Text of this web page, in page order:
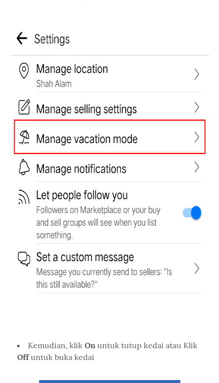
Kemudian, klik On untuk tutup kedai atau Klik
Offuntuk buka kedai